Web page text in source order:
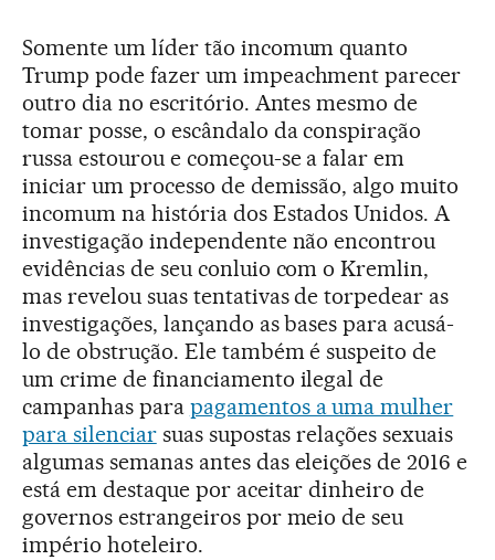
Somente um líder tão incomum quanto
Trump pode fazer um impeachment parecer
outro dia no escritório. Antes mesmo de
tomar posse, o escândalo da conspiração
russa estourou e começou-se a falar em
iniciar um processo de demissão, algo muito
incomum na história dos Estados Unidos. A
investigação independente não encontrou
evidências de seu conluio com o Kremlin,
mas revelou suas tentativas de torpedear as
investigações, lançando as bases para acusá-
lo de obstrução. Ele também é suspeito de
um crime de financiamento ilegal de
campanhas para pagamentos a uma mulher
para silenciarsuas supostas relações sexuais
algumas semanas antes das eleições de 2016 e
está em destaque por aceitar dinheiro de
governos estrangeiros por meio de seu
império hoteleiro.